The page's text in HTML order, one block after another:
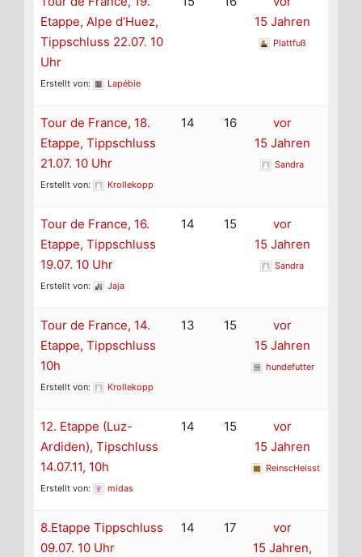
Etappe, Alpe d’Huez,
Tippschluss 22.07. 10
Uhr
Erstellt von: Lapébie
15 Jahren
Plattfuß
Tour de France, 18.
Etappe, Tippschluss
21.07. 10 Uhr
Erstellt von: Krollekopp
14 16
vor
15 Jahren
Sandra
Tour de France, 16.
Etappe, Tippschluss
19.07. 10 Uhr
Erstellt von: Jaja
14 15
vor
15 Jahren
Sandra
Tour de France, 14.
Etappe, Tippschluss
10h
Erstellt von: Krollekopp
13 15
vor
15 Jahren
hundefutter
12. Etappe (Luz-
Ardiden), Tipschluss
14.07.11, 10h
Erstellt von: midas
14 15
vor
15 Jahren
ReinscHeisst
8.Etappe Tippschluss
09.07. 10 Uhr
14 17
vor
15 Jahren,